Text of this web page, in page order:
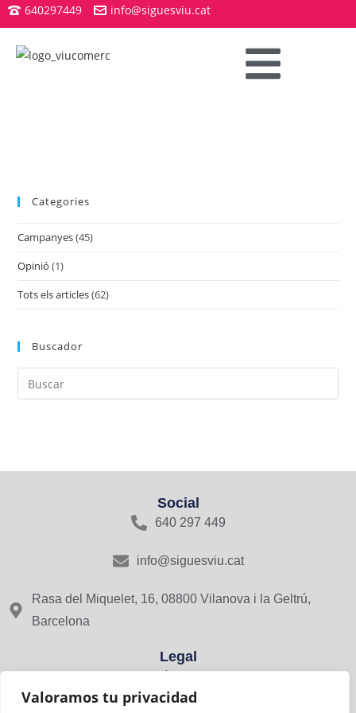
Valoramos tu privacidad
640297449 info@siguesviu.cat
Categories
Campanyes(45)
Opinió (1)
Tots els articles(62)
Buscador
Social
640 297 449
info@siguesviu.cat
Rasa del Miquelet, 16, 08800 Vilanova i la Geltrú,
Barcelona
Legal